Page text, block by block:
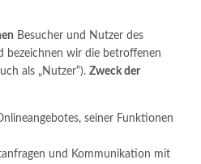
Besucher und Nutzer des
bezeichnen wir die betroffenen
als „Nutzer“). Zweck der
seiner Funktionen
und Kommunikation mit